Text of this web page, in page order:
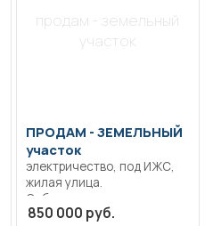
продам - земельный
участок
ПРОДАМ - ЗЕМЕЛЬНЫЙ
участок
электричество, под ИЖС,
жилая улица.
Собственность, документы
к сделке готовы.
850 000 руб.